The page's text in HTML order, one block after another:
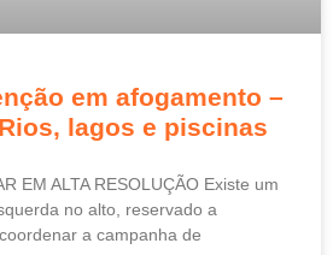
em afogamento –
lagos e piscinas
EM ALTA RESOLUÇÃO Existe um
no alto, reservado a
a campanha de